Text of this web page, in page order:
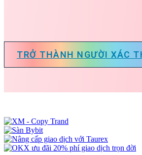
TRỞ THÀNH NGƯỜI XÁC